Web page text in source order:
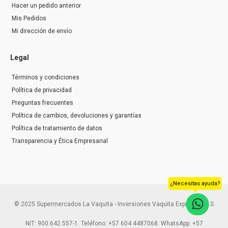
Hacer un pedido anterior
Mis Pedidos
Mi dirección de envío
Legal
Términos y condiciones
Política de privacidad
Preguntas frecuentes
Política de cambios, devoluciones y garantías
Política de tratamiento de datos
Transparencia y Ética Empresarial
© 2025 Supermercados La Vaquita - Inversiones Vaquita Express S.A.S
NIT: 900.642.557-1. Teléfono: +57 604 4487068. WhatsApp: +57
¿Necesitas ayuda?